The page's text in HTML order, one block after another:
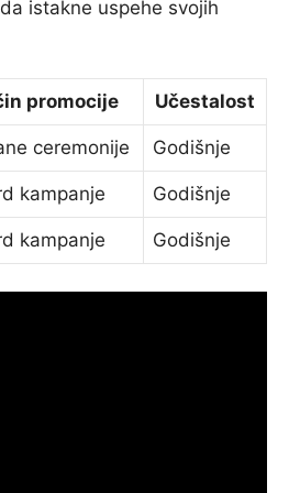
istakne uspehe svojih
promocije Učestalost
ceremonije Godišnje
kampanje Godišnje
kampanje Godišnje